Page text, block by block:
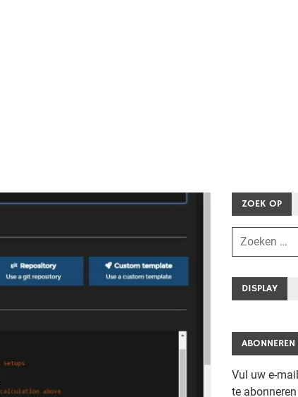
ZOEK OP
DISPLAY
Vul uw e-
te